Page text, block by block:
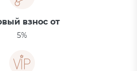
взнос от
5%